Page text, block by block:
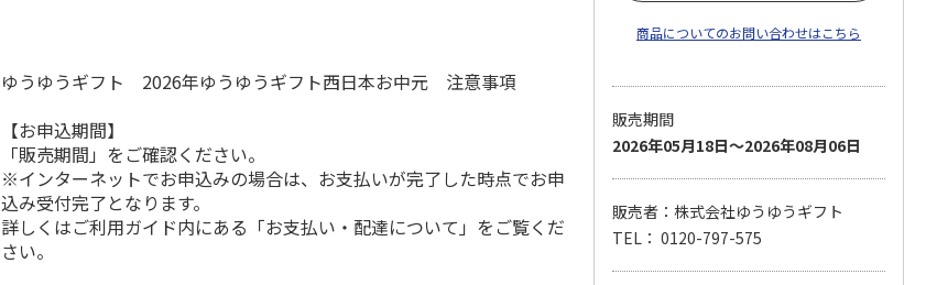
ゆうゆうギフト 2026年ゆうゆうギフト西日本お中元 注意事項
【お申込期間】
「販売期間」をご確認ください。
※インターネットでお申込みの場合は、お支払いが完了した時点でお申
込み受付完了となります。
詳しくはご利用ガイド内にある「お支払い・配達について」をご覧くだ
さい。
商品についてのお問い合わせはこちら
販売期間
2026年05月18日～2026年08月06日
販売者：株式会社ゆうゆうギフト
TEL： 0120-797-575